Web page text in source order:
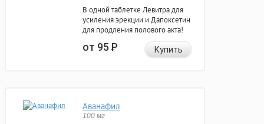
В одной таблетке Левитра для
усиления эрекции и Дапоксетин
для продления полового акта!
от 95Р Купить
Аванафил
100 мг